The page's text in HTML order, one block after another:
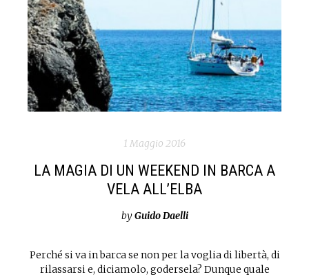
1 Maggio 2016
LA MAGIA DI UN WEEKEND IN BARCA A
VELA ALL’ELBA
byGuido Daelli
Perché si va in barca se non per la voglia di libertà, di
rilassarsi e, diciamolo, godersela? Dunque quale